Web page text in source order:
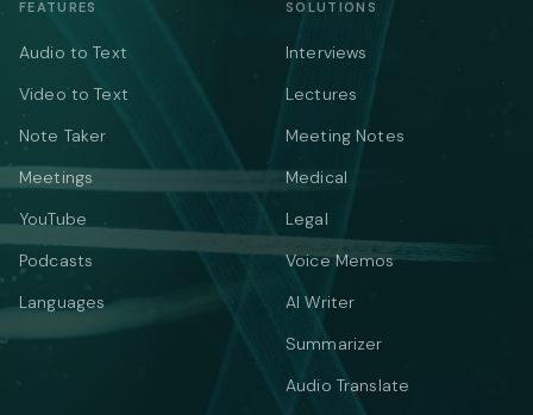
FEATURES
Audio to Text
Video to Text
Note Taker
Meetings
YouTube
Podcasts
Languages
SOLUTIONS
Interviews
Lectures
Meeting Notes
Medical
Legal
Voice Memos
AI Writer
Summarizer
Audio Translate